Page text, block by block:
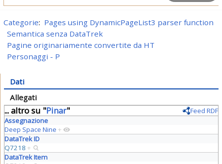
Categorie: Pages using DynamicPageList3 parser function
Semantica senza DataTrek
Pagine originariamente convertite da HT
Personaggi - P
Dati
Allegati
... altro su "Pinar"
Feed RDF
Assegnazione
Deep Space Nine +
DataTrek ID
Q7218 +
DataTrek Item